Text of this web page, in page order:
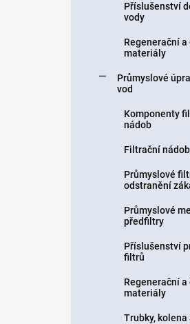
Příslušenství
vody
Regenerační
materiály
Průmyslové
vod
Komponenty
nádob
Filtrační
Průmyslové
odstranění
Průmyslové
předfiltry
Příslušenství
filtrů
Regenerační
materiály
Trubky, kolena